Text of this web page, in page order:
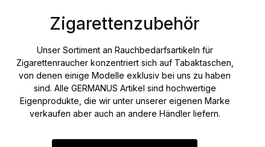
Zigarettenzubehör
Unser Sortiment an Rauchbedarfsartikeln für
Zigarettenraucher konzentriert sich auf Tabaktaschen,
von denen einige Modelle exklusiv bei uns zu haben
sind. Alle GERMANUS Artikel sind hochwertige
Eigenprodukte, die wir unter unserer eigenen Marke
verkaufen aber auch an andere Händler liefern.